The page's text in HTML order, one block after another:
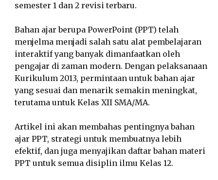
semester 1 dan 2 revisi terbaru.
Bahan ajar berupa PowerPoint (PPT) telah
menjelma menjadi salah satu alat pembelajaran
interaktif yang banyak dimanfaatkan oleh
pengajar di zaman modern. Dengan pelaksanaan
Kurikulum 2013, permintaan untuk bahan ajar
yang sesuai dan menarik semakin meningkat,
terutama untuk Kelas XII SMA/MA.
Artikel ini akan membahas pentingnya bahan
ajar PPT, strategi untuk membuatnya lebih
efektif, dan juga menyajikan daftar bahan materi
PPT untuk semua disiplin ilmu Kelas 12.